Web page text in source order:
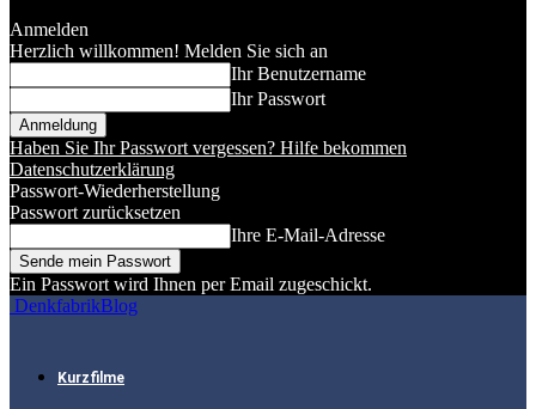
Anmelden
Herzlich willkommen! Melden Sie sich an
Ihr Benutzername
Ihr Passwort
Haben Sie Ihr Passwort vergessen? Hilfe bekommen
Datenschutzerklärung
Passwort-Wiederherstellung
Passwort zurücksetzen
Ihre E-Mail-Adresse
Ein Passwort wird Ihnen per Email zugeschickt.
DenkfabrikBlog
Kurzfilme